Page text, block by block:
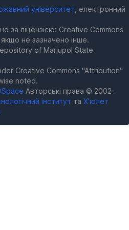
університет , електронний
за ліцензією: Creative Commons
не зазначено інше.
of Mariupol State
Creative Commons "Attribution"
noted.
Авторські права © 2002-
інститут та Х’юлет